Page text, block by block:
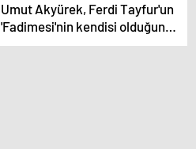
Umut Akyürek, Ferdi Tayfur'un
'Fadimesi'nin kendisi olduğunu
açıkladı – Magazin haberleri